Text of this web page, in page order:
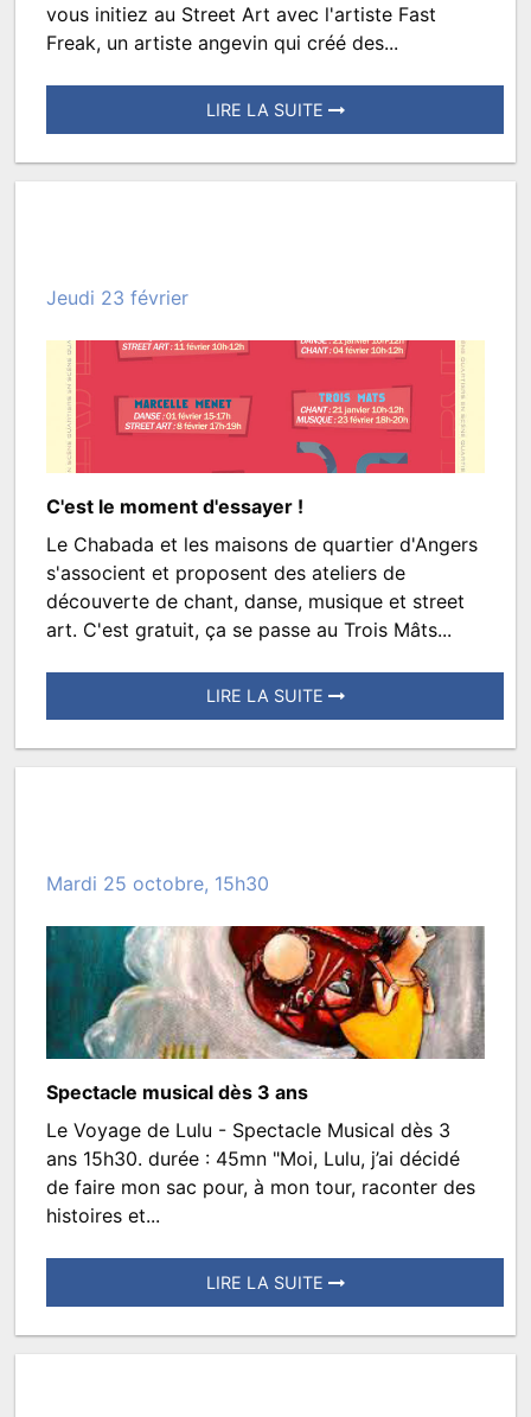
et
découverte
Art
vous initiez au Street Art avec l'artiste Fast
Freak, un artiste angevin qui créé des...
LIRE LA SUITE
Posté
à
19:30.
Écrit
par
TROISMATS.SPECTACLES
Jeudi 23 février
C'est le moment d'essayer !
QUARTIERS
EN
SCENE
découverte
chant
Le Chabada et les maisons de quartier d'Angers
s'associent et proposent des ateliers de
découverte de chant, danse, musique et street
art. C'est gratuit, ça se passe au Trois Mâts...
LIRE LA SUITE
Posté
à
18:53.
par
TROISMATS.DIRECTION
Mardi 25 octobre, 15h30
Spectacle musical dès 3 ans
Le
voyage
de
spectacle
et
Le Voyage de Lulu - Spectacle Musical dès 3
ans 15h30. durée : 45mn "Moi, Lulu, j’ai décidé
de faire mon sac pour, à mon tour, raconter des
histoires et...
LIRE LA SUITE
Posté